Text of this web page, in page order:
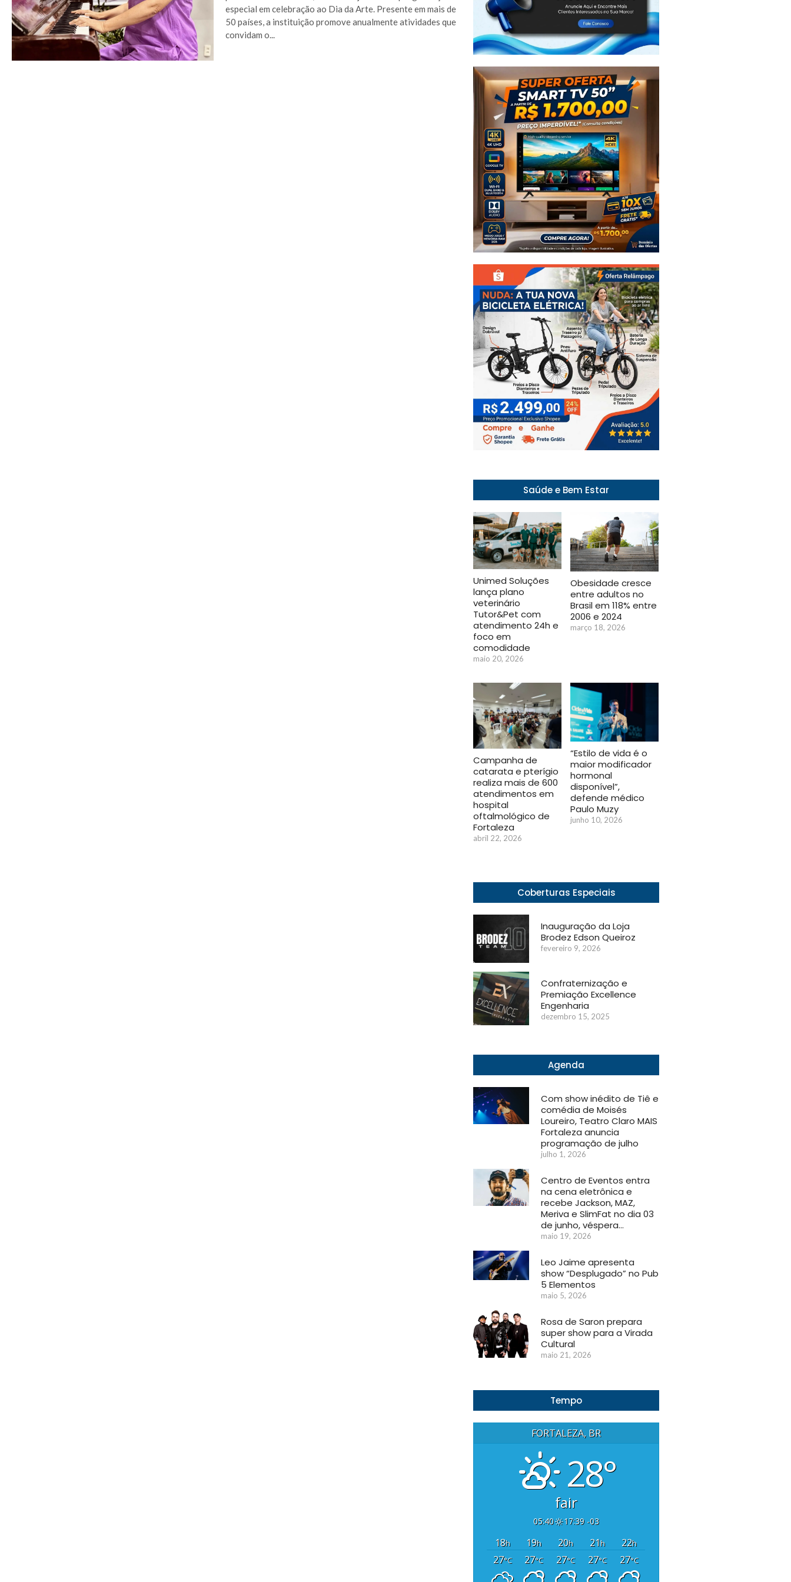
especial em celebração ao Dia da Arte. Presente em mais de
50 países, a instituição promove anualmente atividades que
convidam o...
Saúde e Bem Estar
Unimed Soluções
lança plano
veterinário
Tutor&Pet com
atendimento 24h e
foco em
comodidade
maio 20, 2026
Obesidade cresce
entre adultos no
Brasil em 118% entre
2006 e 2024
março 18, 2026
Campanha de
catarata e pterígio
realiza mais de 600
atendimentos em
hospital
oftalmológico de
Fortaleza
abril 22, 2026
“Estilo de vida é o
maior modificador
hormonal
disponível”,
defende médico
Paulo Muzy
junho 10, 2026
Coberturas Especiais
Inauguração da Loja
Brodez Edson Queiroz
fevereiro 9, 2026
Confraternização e
Premiação Excellence
Engenharia
dezembro 15, 2025
Agenda
Com show inédito de Tiê e
comédia de Moisés
Loureiro, Teatro Claro MAIS
Fortaleza anuncia
programação de julho
julho 1, 2026
Centro de Eventos entra
na cena eletrônica e
recebe Jackson, MAZ,
Meriva e SlimFat no dia 03
de junho, véspera…
maio 19, 2026
Leo Jaime apresenta
show “Desplugado” no Pub
5 Elementos
maio 5, 2026
Rosa de Saron prepara
super show para a Virada
Cultural
maio 21, 2026
Tempo
FORTALEZA, BR
28°
fair
05:40 17:39 -03
18h 19h 20h 21h 22h
27°C 27°C 27°C 27°C 27°C